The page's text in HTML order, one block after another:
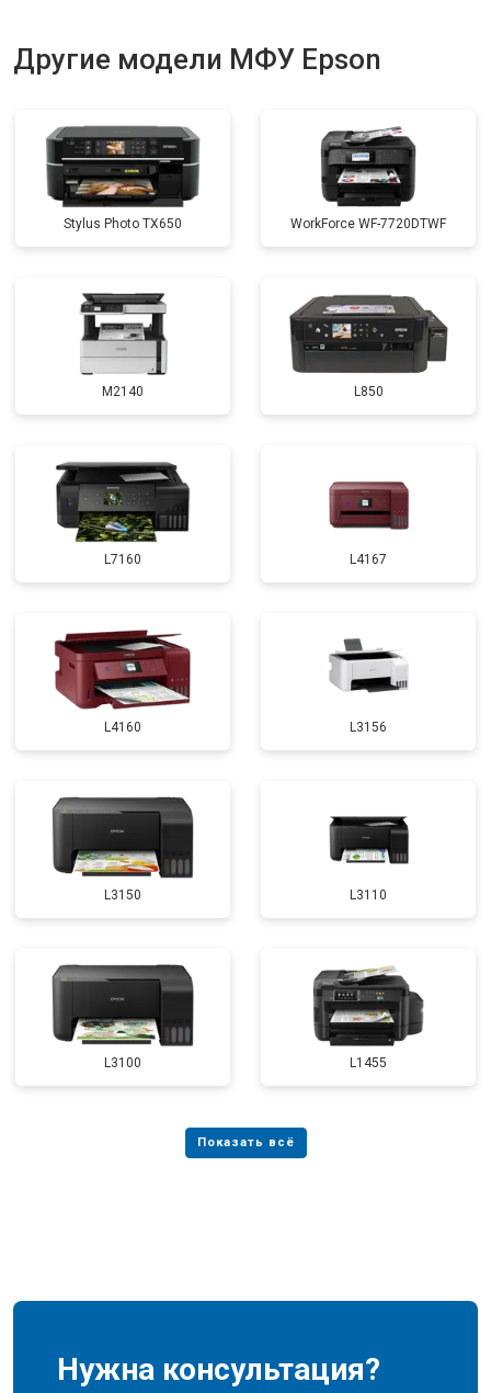
Другие модели МФУ Epson
Stylus Photo TX650 WorkForce WF-7720DTWF
M2140 L850
L7160 L4167
L4160 L3156
L3150 L3110
L3100 L1455
Нужна консультация?